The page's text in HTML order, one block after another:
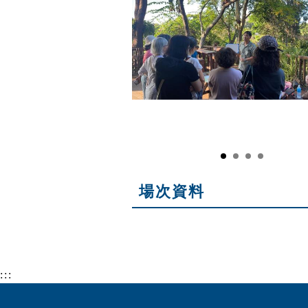
場次資料
:::